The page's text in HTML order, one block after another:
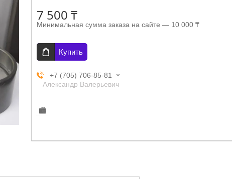
7 500 ₸
Минимальная сумма заказа на сайте — 10 000 ₸
Купить
+7 (705) 706-85-81
Александр Валерьевич